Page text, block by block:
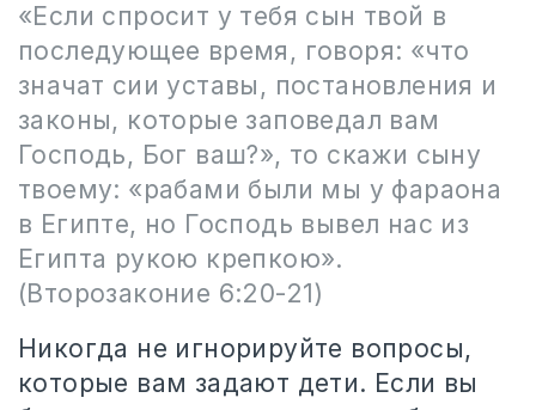
«Если спросит у тебя сын твой в
последующее время, говоря: «что
значат сии уставы, постановления и
законы, которые заповедал вам
Господь, Бог ваш?», то скажи сыну
твоему: «рабами были мы у фараона
в Египте, но Господь вывел нас из
Египта рукою крепкою».
(Второзаконие 6:20-21)
Никогда не игнорируйте вопросы,
которые вам задают дети. Если вы